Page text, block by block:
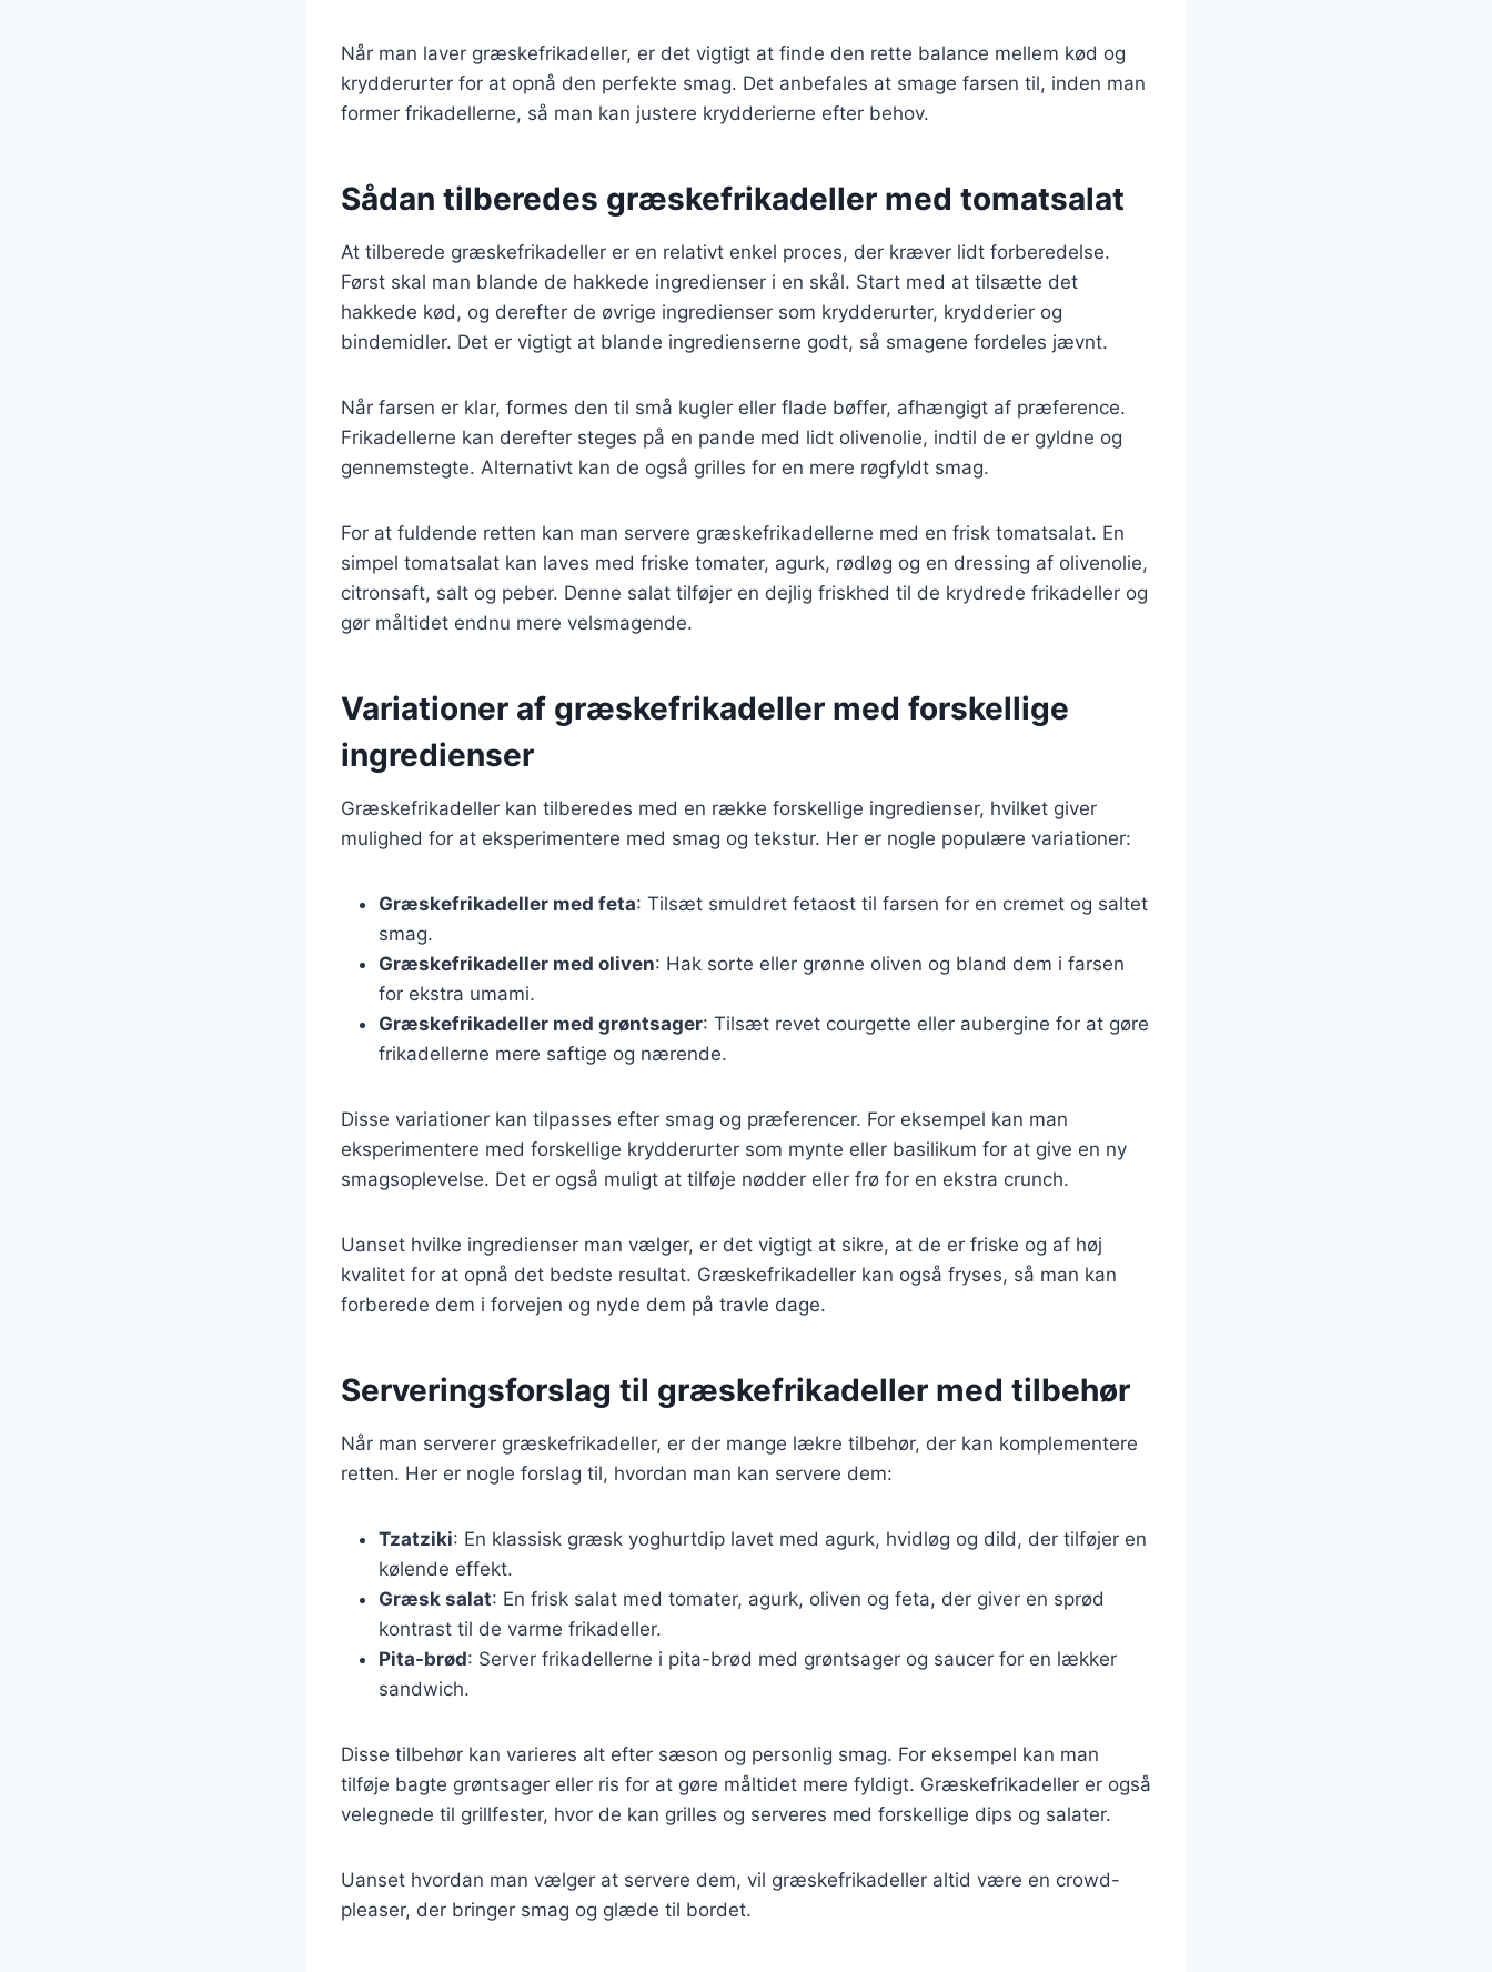
Når man laver græskefrikadeller, er det vigtigt at finde den rette balance mellem kød og
krydderurter for at opnå den perfekte smag. Det anbefales at smage farsen til, inden man
former frikadellerne, så man kan justere krydderierne efter behov.
Sådan tilberedes græskefrikadeller med tomatsalat
At tilberede græskefrikadeller er en relativt enkel proces, der kræver lidt forberedelse.
Først skal man blande de hakkede ingredienser i en skål. Start med at tilsætte det
hakkede kød, og derefter de øvrige ingredienser som krydderurter, krydderier og
bindemidler. Det er vigtigt at blande ingredienserne godt, så smagene fordeles jævnt.
Når farsen er klar, formes den til små kugler eller flade bøffer, afhængigt af præference.
Frikadellerne kan derefter steges på en pande med lidt olivenolie, indtil de er gyldne og
gennemstegte. Alternativt kan de også grilles for en mere røgfyldt smag.
For at fuldende retten kan man servere græskefrikadellerne med en frisk tomatsalat. En
simpel tomatsalat kan laves med friske tomater, agurk, rødløg og en dressing af olivenolie,
citronsaft, salt og peber. Denne salat tilføjer en dejlig friskhed til de krydrede frikadeller og
gør måltidet endnu mere velsmagende.
Variationer af græskefrikadeller med forskellige
ingredienser
Græskefrikadeller kan tilberedes med en række forskellige ingredienser, hvilket giver
mulighed for at eksperimentere med smag og tekstur. Her er nogle populære variationer:
Græskefrikadeller med feta: Tilsæt smuldret fetaost til farsen for en cremet og saltet
smag.
Græskefrikadeller med oliven: Hak sorte eller grønne oliven og bland dem i farsen
for ekstra umami.
Græskefrikadeller med grøntsager: Tilsæt revet courgette eller aubergine for at gøre
frikadellerne mere saftige og nærende.
Disse variationer kan tilpasses efter smag og præferencer. For eksempel kan man
eksperimentere med forskellige krydderurter som mynte eller basilikum for at give en ny
smagsoplevelse. Det er også muligt at tilføje nødder eller frø for en ekstra crunch.
Uanset hvilke ingredienser man vælger, er det vigtigt at sikre, at de er friske og af høj
kvalitet for at opnå det bedste resultat. Græskefrikadeller kan også fryses, så man kan
forberede dem i forvejen og nyde dem på travle dage.
Serveringsforslag til græskefrikadeller med tilbehør
Når man serverer græskefrikadeller, er der mange lækre tilbehør, der kan komplementere
retten. Her er nogle forslag til, hvordan man kan servere dem:
Tzatziki: En klassisk græsk yoghurtdip lavet med agurk, hvidløg og dild, der tilføjer en
kølende effekt.
Græsk salat: En frisk salat med tomater, agurk, oliven og feta, der giver en sprød
kontrast til de varme frikadeller.
Pita-brød: Server frikadellerne i pita-brød med grøntsager og saucer for en lækker
sandwich.
Disse tilbehør kan varieres alt efter sæson og personlig smag. For eksempel kan man
tilføje bagte grøntsager eller ris for at gøre måltidet mere fyldigt. Græskefrikadeller er også
velegnede til grillfester, hvor de kan grilles og serveres med forskellige dips og salater.
Uanset hvordan man vælger at servere dem, vil græskefrikadeller altid være en crowd-
pleaser, der bringer smag og glæde til bordet.